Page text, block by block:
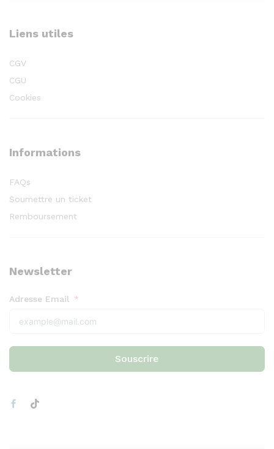
Liens utiles
CGV
CGU
Cookies
Informations
FAQs
Soumettre un ticket
Remboursement
Newsletter
Adresse Email
Souscrire